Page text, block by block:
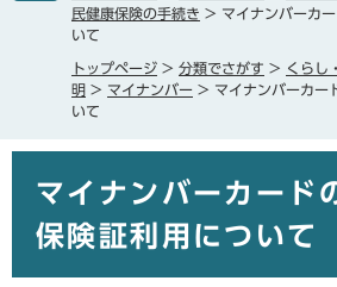
民健康保険の手続き > マイナンバーカ
いて
トップページ > 分類でさがす > くらし
明 > マイナンバー > マイナンバーカー
いて
マイナンバーカード
保険証利用について